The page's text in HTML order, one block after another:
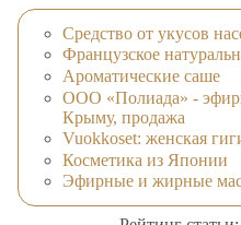
Средство от укусов
Французское
Ароматические саше
ООО «Полиада» -
Крыму, продажа
Vuokkoset: женская
Косметика из Японии
Эфирные и жирные